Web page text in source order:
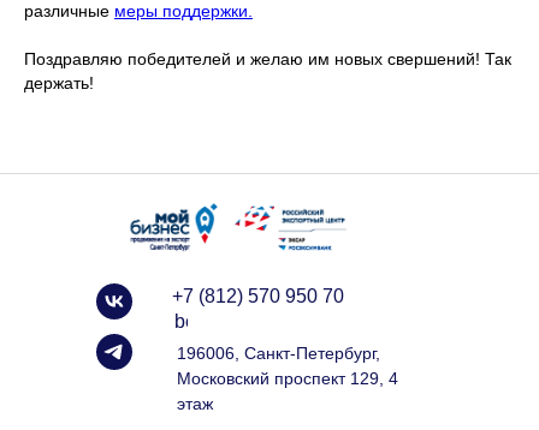
различные меры поддержки.
Поздравляю победителей и желаю им новых свершений! Так
держать!
196006, Санкт-Петербург,
Московский проспект 129, 4
этаж
+7 (812) 570 950 70
info@spbexport.ru